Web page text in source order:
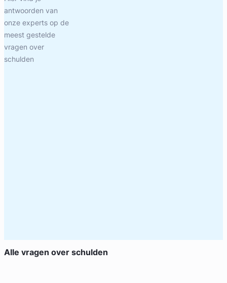
antwoorden van
onze experts op de
meest gestelde
vragen over
schulden
Alle vragen over schulden